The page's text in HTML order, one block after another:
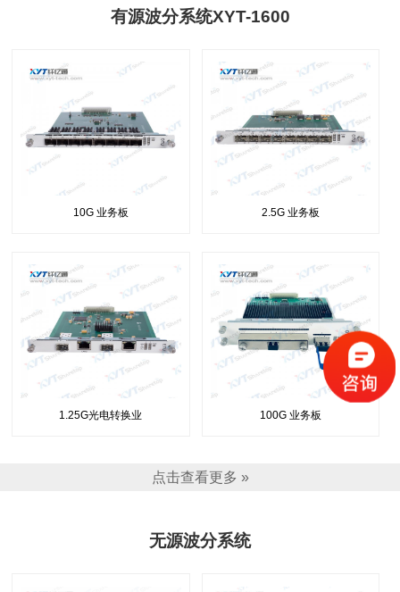
有源波分系统XYT-1600
10G 业务板 2.5G 业务板
1.25G光电转换业 100G 业务板
点击查看更多 »
无源波分系统